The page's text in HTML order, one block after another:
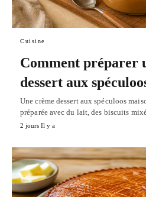
Cuisine
Comment préparer
dessert aux
Une crème dessert aux spéculoos
préparée avec du lait, des biscuits
2 jours Il y a